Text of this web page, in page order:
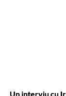
Un interviu cu